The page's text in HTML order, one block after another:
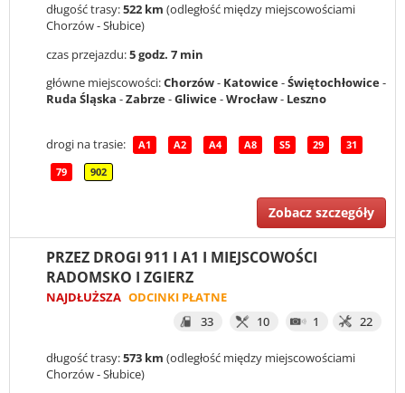
długość trasy:522 km (odległość między miejscowościami
Chorzów - Słubice)
czas przejazdu:5 godz. 7 min
główne miejscowości:Chorzów- Katowice-Świętochłowice-
Ruda Śląska -Zabrze-Gliwice-Wrocław- Leszno
drogi na trasie: A1 A2 A4 A8 S5 29 31
79 902
Zobacz szczegóły
PRZEZ DROGI 911 I A1 I MIEJSCOWOŚCI
RADOMSKO I ZGIERZ
NAJDŁUŻSZA ODCINKI PŁATNE
33
10 1 22
długość trasy:573 km (odległość między miejscowościami
Chorzów - Słubice)